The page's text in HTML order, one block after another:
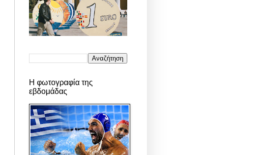
Η φωτογραφία της
εβδομάδας